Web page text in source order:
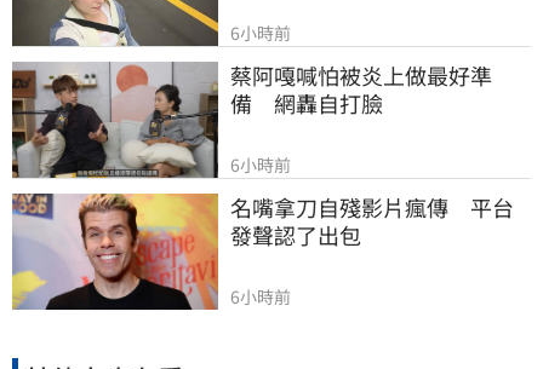
6小時前
蔡阿嘎喊怕被炎上做最好準
備　網轟自打臉
6小時前
名嘴拿刀自殘影片瘋傳　平台
發聲認了出包
6小時前